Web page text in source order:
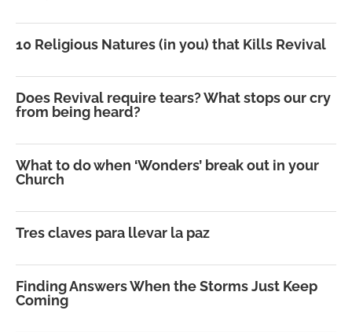
10 Religious Natures (in you) that Kills Revival
Does Revival require tears? What stops our cry
from being heard?
What to do when ‘Wonders’ break out in your
Church
Tres claves para llevar la paz
Finding Answers When the Storms Just Keep
Coming